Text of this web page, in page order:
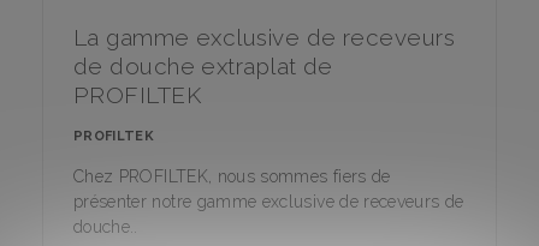
La gamme exclusive de receveurs
de douche extraplat de
PROFILTEK
PROFILTEK
Chez PROFILTEK, nous sommes fiers de
présenter notre gamme exclusive de receveurs de
douche..